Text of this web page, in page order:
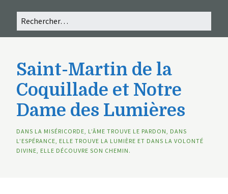
Saint-Martin de la
Coquillade et Notre
Dame des Lumières
DANS LA MISÉRICORDE, L’ÂME TROUVE LE PARDON, DANS
L’ESPÉRANCE, ELLE TROUVE LA LUMIÈRE ET DANS LA VOLONTÉ
DIVINE, ELLE DÉCOUVRE SON CHEMIN.